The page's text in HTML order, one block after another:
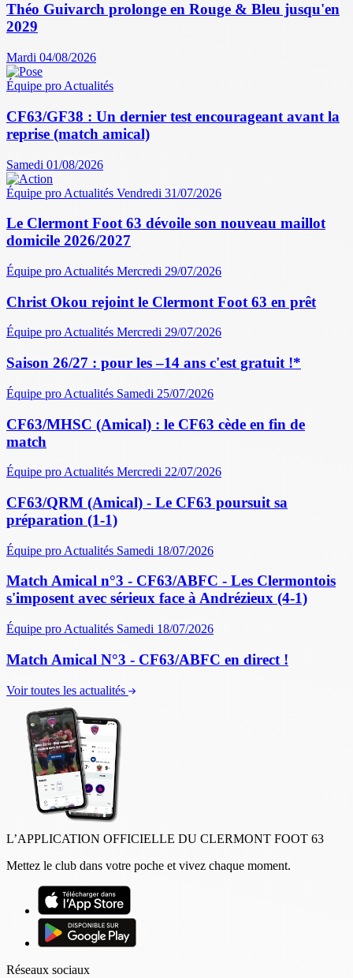
Théo Guivarch prolonge en Rouge & Bleu jusqu'en
2029
Mardi 04/08/2026
Équipe pro Actualités
CF63/GF38 : Un dernier test encourageant avant la
reprise (match amical)
Samedi 01/08/2026
Équipe pro Actualités Vendredi 31/07/2026
Le Clermont Foot 63 dévoile son nouveau maillot
domicile 2026/2027
Équipe pro Actualités Mercredi 29/07/2026
Christ Okou rejoint le Clermont Foot 63 en prêt
Équipe proActualités Mercredi 29/07/2026
Saison 26/27 : pour les –14 ans c'est gratuit !*
Équipe pro Actualités Samedi 25/07/2026
CF63/MHSC (Amical) : le CF63 cède en fin de
match
Équipe pro Actualités Mercredi 22/07/2026
CF63/QRM (Amical) - Le CF63 poursuit sa
préparation (1-1)
Équipe pro Actualités Samedi 18/07/2026
Match Amical n°3 - CF63/ABFC - Les Clermontois
s'imposent avec sérieux face à Andrézieux (4-1)
Équipe pro Actualités Samedi 18/07/2026
Match Amical N°3 - CF63/ABFC en direct !
Voir toutes les actualités
L’APPLICATION OFFICIELLE DU CLERMONT FOOT 63
Mettez le club dans votre poche et vivez chaque moment.
Réseaux sociaux